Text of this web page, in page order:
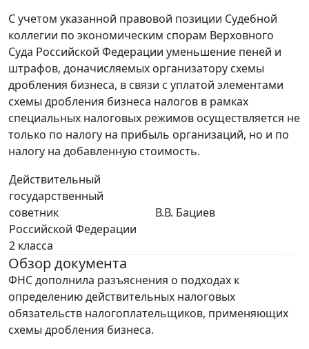
С учетом указанной правовой позиции Судебной
коллегии по экономическим спорам Верховного
Суда Российской Федерации уменьшение пеней и
штрафов, доначисляемых организатору схемы
дробления бизнеса, в связи с уплатой элементами
схемы дробления бизнеса налогов в рамках
специальных налоговых режимов осуществляется не
только по налогу на прибыль организаций, но и по
налогу на добавленную стоимость.
Действительный
государственный
советник
Российской Федерации
2 класса
В.В. Бациев
Обзор документа
ФНС дополнила разъяснения о подходах к
определению действительных налоговых
обязательств налогоплательщиков, применяющих
схемы дробления бизнеса.